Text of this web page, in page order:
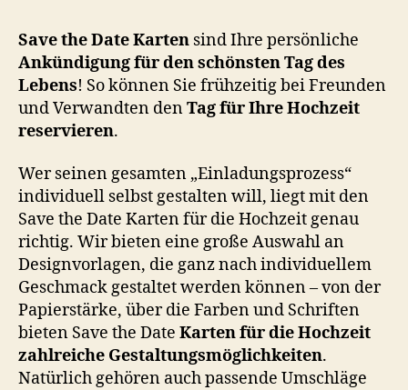
Save the Date Karten sind Ihre persönliche
Ankündigung für den schönsten Tag des
Lebens! So können Sie frühzeitig bei Freunden
und Verwandten denTag für Ihre Hochzeit
reservieren.
Wer seinen gesamten „Einladungsprozess“
individuell selbst gestalten will, liegt mit den
Save the Date Karten für die Hochzeit genau
richtig. Wir bieten eine große Auswahl an
Designvorlagen, die ganz nach individuellem
Geschmack gestaltet werden können – von der
Papierstärke, über die Farben und Schriften
bieten Save the Date Karten für die Hochzeit
zahlreiche Gestaltungsmöglichkeiten.
Natürlich gehören auch passende Umschläge